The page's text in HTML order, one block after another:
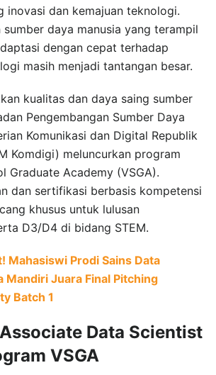
inovasi dan kemajuan teknologi.
sumber daya manusia yang terampil
dengan cepat terhadap
masih menjadi tantangan besar.
kualitas dan daya saing sumber
Pengembangan Sumber Daya
Komunikasi dan Digital Republik
Komdigi) meluncurkan program
Graduate Academy (VSGA).
dan sertifikasi berbasis kompetensi
khusus untuk lulusan
D3/D4 di bidang STEM.
Mahasiswi Prodi Sains Data
Mandiri Juara Final Pitching
Batch 1
Data Scientist
VSGA